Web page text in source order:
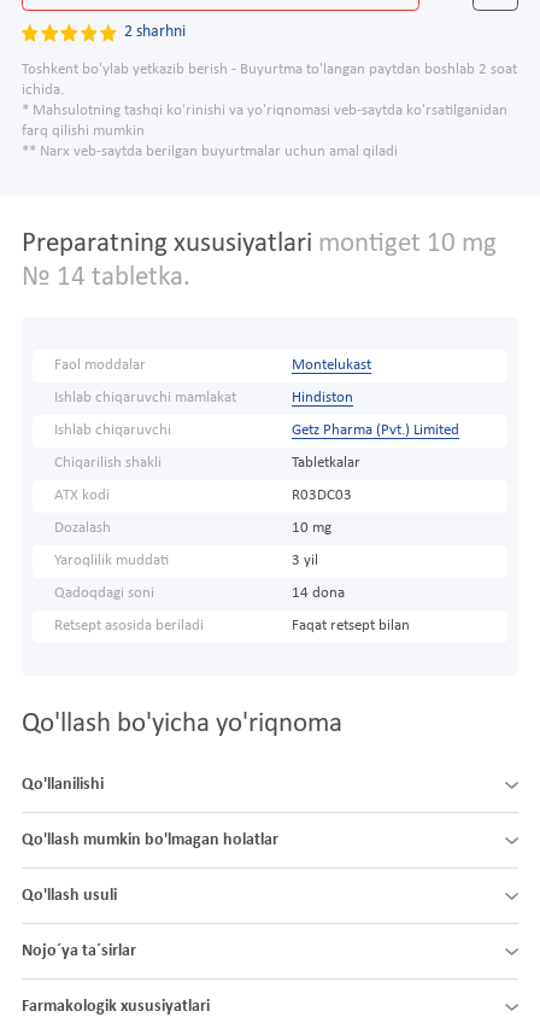
2 sharhni
Toshkent bo'ylab yetkazib berish - Buyurtma to'langan paytdan boshlab 2 soat
ichida.
* Mahsulotning tashqi ko'rinishi va yo'riqnomasi veb-saytda ko'rsatilganidan
farq qilishi mumkin
** Narx veb-saytda berilgan buyurtmalar uchun amal qiladi
Preparatning xususiyatlari montiget 10 mg
№ 14 tabletka.
Faol moddalar Montelukast
Ishlab chiqaruvchi mamlakat Hindiston
Ishlab chiqaruvchi Getz Pharma (Pvt.) Limited
Chiqarilish shakli Tabletkalar
ATX kodi R03DC03
Dozalash 10 mg
Yaroqlilik muddati 3 yil
Qadoqdagi soni 14 dona
Retsept asosida beriladi Faqat retsept bilan
Qo'llash bo'yicha yo'riqnoma
Qo'llanilishi
Qo'llash mumkin bo'lmagan holatlar
Qo'llash usuli
Nojo´ya ta´sirlar
Farmakologik xususiyatlari